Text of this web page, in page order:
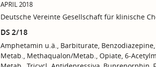
APRIL 2018
Deutsche Vereinte Gesellschaft für klinische
DS 2/18
Amphetamin u.ä., Barbiturate,
Metab., Methaqualon/Metab., Opiate, 6-